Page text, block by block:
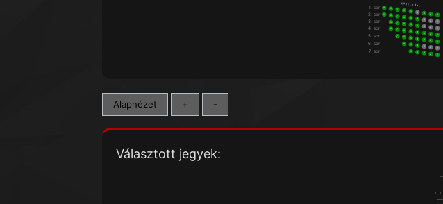
1. sor 9 8 7 6 5 4 3 2 1
2. sor 9 8 7 6 5 4 3 2 1
3. sor 8 7 6 5 4 3 2 1
4. sor 8 7 6 5 4 3 2 1
5. sor 7 6 5 4 3 2 1
6. sor 6 5 4 3 2 1
7. sor 5 4 3 2 1
E R K É L Y   B A L
Alapnézet + -
Választott jegyek: